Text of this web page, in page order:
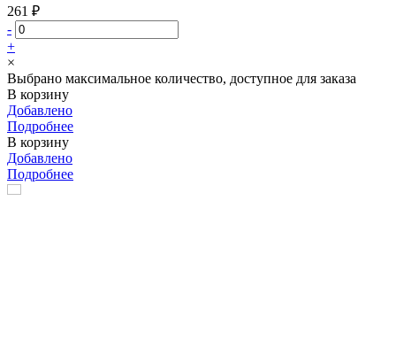
261 ₽
-
+
×
Выбрано максимальное количество, доступное для заказа
В корзину
Добавлено
Подробнее
В корзину
Добавлено
Подробнее